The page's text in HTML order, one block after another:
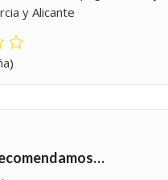
y Alicante